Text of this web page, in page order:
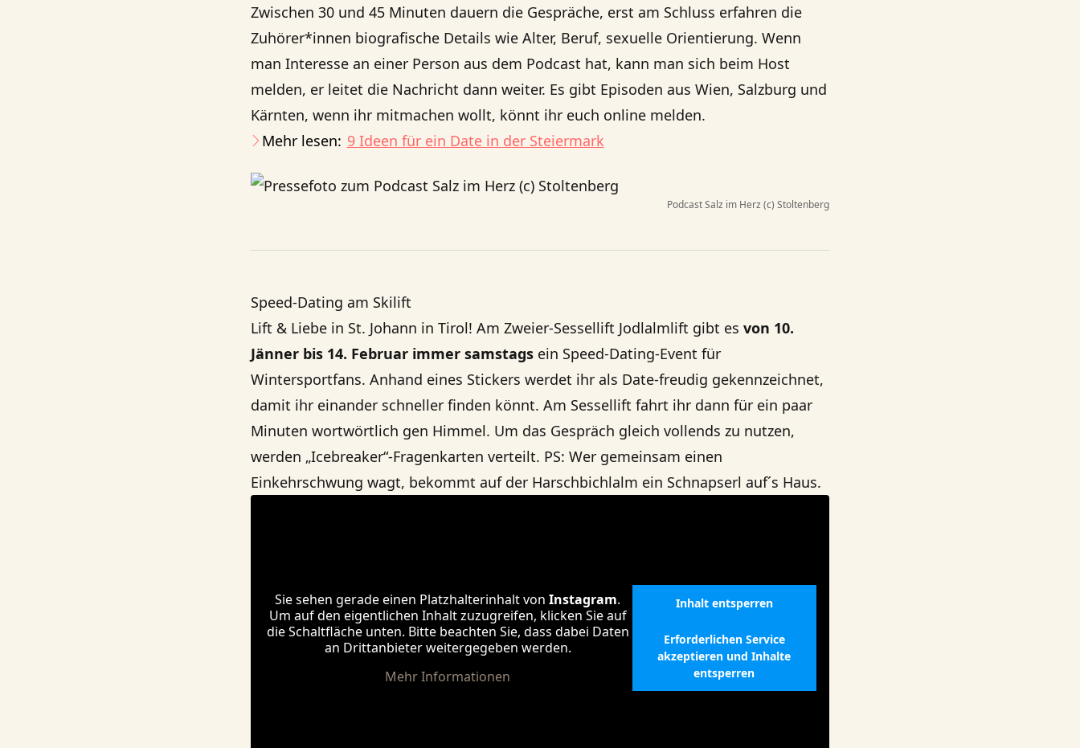
Zwischen 30 und 45 Minuten dauern die Gespräche, erst am Schluss erfahren die
Zuhörer*innen biografische Details wie Alter, Beruf, sexuelle Orientierung. Wenn
man Interesse an einer Person aus dem Podcast hat, kann man sich beim Host
melden, er leitet die Nachricht dann weiter. Es gibt Episoden aus Wien, Salzburg und
Kärnten, wenn ihr mitmachen wollt, könnt ihr euch online melden.
Mehr lesen: 9 Ideen für ein Date in der Steiermark
Podcast Salz im Herz (c) Stoltenberg
Speed-Dating am Skilift
Lift & Liebe in St. Johann in Tirol! Am Zweier-Sessellift Jodlalmlift gibt es von 10.
Jänner bis 14. Februar immer samstags ein Speed-Dating-Event für
Wintersportfans. Anhand eines Stickers werdet ihr als Date-freudig gekennzeichnet,
damit ihr einander schneller finden könnt. Am Sessellift fahrt ihr dann für ein paar
Minuten wortwörtlich gen Himmel. Um das Gespräch gleich vollends zu nutzen,
werden „Icebreaker“-Fragenkarten verteilt. PS: Wer gemeinsam einen
Einkehrschwung wagt, bekommt auf der Harschbichlalm ein Schnapserl auf´s Haus.
Sie sehen gerade einen Platzhalterinhalt vonInstagram.
Um auf den eigentlichen Inhalt zuzugreifen, klicken Sie auf
die Schaltfläche unten. Bitte beachten Sie, dass dabei Daten
an Drittanbieter weitergegeben werden.
Mehr Informationen
Inhalt entsperren
Erforderlichen Service
akzeptieren und Inhalte
entsperren